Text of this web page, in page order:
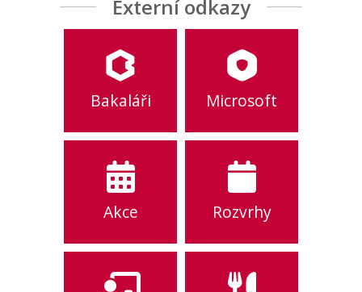
Externí odkazy
Bakaláři Microsoft
Akce Rozvrhy